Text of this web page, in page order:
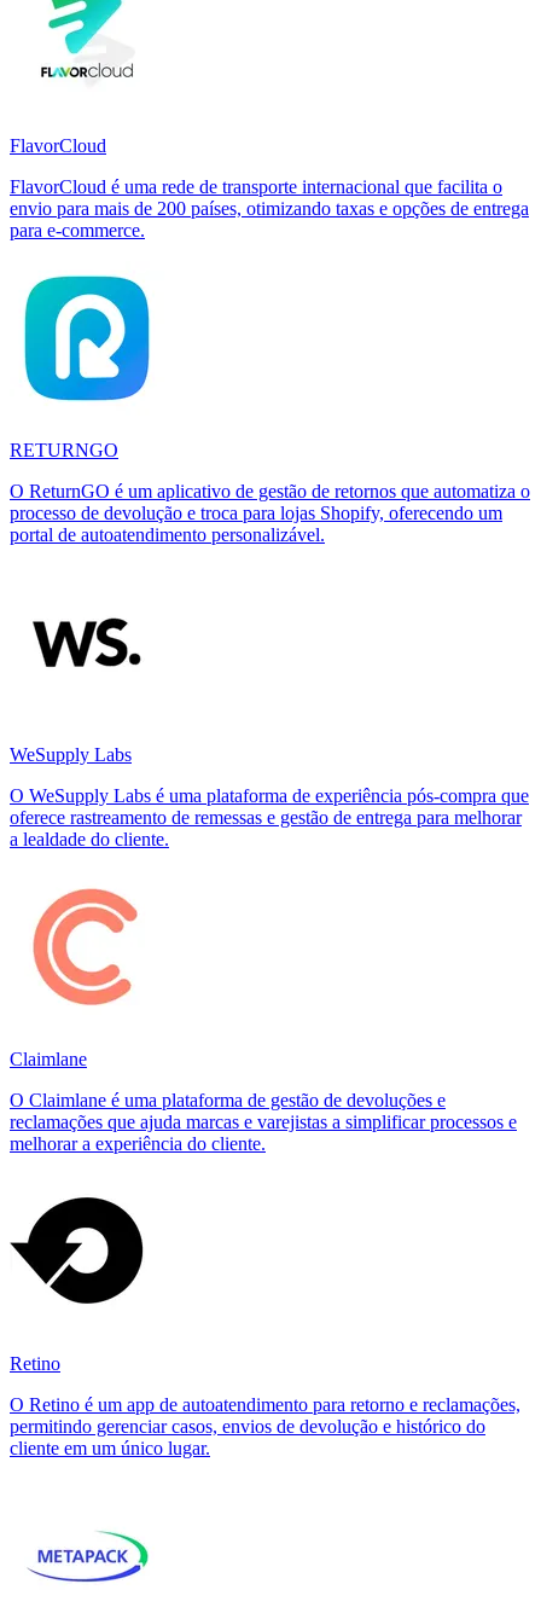
FlavorCloud
FlavorCloud é uma rede de transporte internacional que facilita o
envio para mais de 200 países, otimizando taxas e opções de entrega
para e-commerce.
RETURNGO
O ReturnGO é um aplicativo de gestão de retornos que automatiza o
processo de devolução e troca para lojas Shopify, oferecendo um
portal de autoatendimento personalizável.
WeSupply Labs
O WeSupply Labs é uma plataforma de experiência pós-compra que
oferece rastreamento de remessas e gestão de entrega para melhorar
a lealdade do cliente.
Claimlane
O Claimlane é uma plataforma de gestão de devoluções e
reclamações que ajuda marcas e varejistas a simplificar processos e
melhorar a experiência do cliente.
Retino
O Retino é um app de autoatendimento para retorno e reclamações,
permitindo gerenciar casos, envios de devolução e histórico do
cliente em um único lugar.